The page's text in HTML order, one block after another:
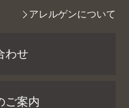
アレルゲンについて
わせ
ご案内